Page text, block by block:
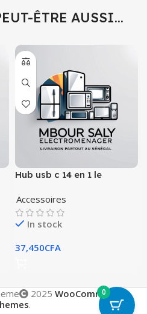
ÊTRE AUSSI…
Hub usb c 14 en 1 le
Accessoires
In stock
37,450CFA
2025 WooCommerce
.
0